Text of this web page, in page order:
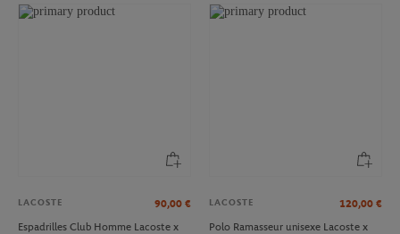
LACOSTE 90,00 €
Espadrilles Club Homme Lacoste x
LACOSTE 120,00 €
Polo Ramasseur unisexe Lacoste x